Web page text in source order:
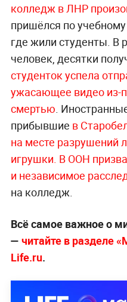
колледж в ЛНР
пришёлся по
где жили студенты. В
человек, десятки
студенток успела
ужасающее видео из-
смертью.
прибывшие в
на месте разрушений
игрушки. В ООН
и независимое
на колледж.
Всё самое важное о
— читайте в разделе
Life.ru.